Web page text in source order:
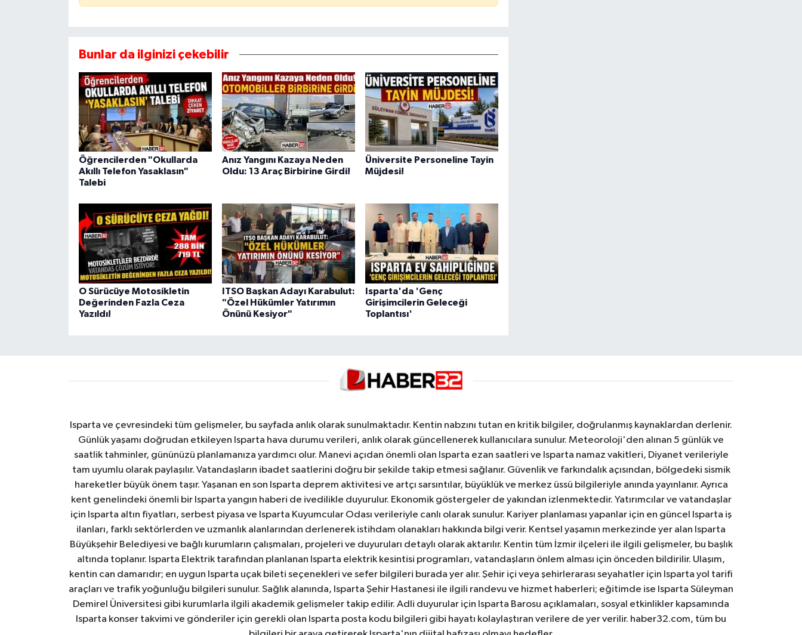
Bunlar da ilginizi çekebilir
Öğrencilerden "Okullarda
Akıllı Telefon Yasaklasın"
Talebi
Anız Yangını Kazaya Neden
Oldu: 13 Araç Birbirine Girdi!
Üniversite Personeline Tayin
Müjdesi!
O Sürücüye Motosikletin
Değerinden Fazla Ceza
Yazıldı!
ITSO Başkan Adayı Karabulut:
"Özel Hükümler Yatırımın
Önünü Kesiyor"
Isparta'da 'Genç
Girişimcilerin Geleceği
Toplantısı'
Isparta ve çevresindeki tüm gelişmeler, bu sayfada anlık olarak sunulmaktadır. Kentin nabzını tutan en kritik bilgiler, doğrulanmış kaynaklardan derlenir.
Günlük yaşamı doğrudan etkileyen Isparta hava durumu verileri, anlık olarak güncellenerek kullanıcılara sunulur. Meteoroloji'den alınan 5 günlük ve
saatlik tahminler, gününüzü planlamanıza yardımcı olur. Manevi açıdan önemli olan Isparta ezan saatleri ve Isparta namaz vakitleri, Diyanet verileriyle
tam uyumlu olarak paylaşılır. Vatandaşların ibadet saatlerini doğru bir şekilde takip etmesi sağlanır. Güvenlik ve farkındalık açısından, bölgedeki sismik
hareketler büyük önem taşır. Yaşanan en son Isparta deprem aktivitesi ve artçı sarsıntılar, büyüklük ve merkez üssü bilgileriyle anında yayınlanır. Ayrıca
kent genelindeki önemli bir Isparta yangın haberi de ivedilikle duyurulur. Ekonomik göstergeler de yakından izlenmektedir. Yatırımcılar ve vatandaşlar
için Isparta altın fiyatları, serbest piyasa ve Isparta Kuyumcular Odası verileriyle canlı olarak sunulur. Kariyer planlaması yapanlar için en güncel Isparta iş
ilanları, farklı sektörlerden ve uzmanlık alanlarından derlenerek istihdam olanakları hakkında bilgi verir. Kentsel yaşamın merkezinde yer alan Isparta
Büyükşehir Belediyesi ve bağlı kurumların çalışmaları, projeleri ve duyuruları detaylı olarak aktarılır. Kentin tüm İzmir ilçeleri ile ilgili gelişmeler, bu başlık
altında toplanır. Isparta Elektrik tarafından planlanan Isparta elektrik kesintisi programları, vatandaşların önlem alması için önceden bildirilir. Ulaşım,
kentin can damarıdır; en uygun Isparta uçak bileti seçenekleri ve sefer bilgileri burada yer alır. Şehir içi veya şehirlerarası seyahatler için Isparta yol tarifi
araçları ve trafik yoğunluğu bilgileri sunulur. Sağlık alanında, Isparta Şehir Hastanesi ile ilgili randevu ve hizmet haberleri; eğitimde ise Isparta Süleyman
Demirel Üniversitesi gibi kurumlarla ilgili akademik gelişmeler takip edilir. Adli duyurular için Isparta Barosu açıklamaları, sosyal etkinlikler kapsamında
Isparta konser takvimi ve gönderiler için gerekli olan Isparta posta kodu bilgileri gibi hayatı kolaylaştıran verilere de yer verilir. haber32.com, tüm bu